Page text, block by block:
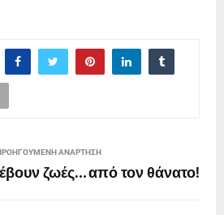
ΑΝΆΡΤΗΣΗ
ζωές… από τον θάνατο!